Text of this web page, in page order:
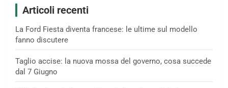
Articoli recenti
La Ford Fiesta diventa francese: le ultime sul modello
fanno discutere
Taglio accise: la nuova mossa del governo, cosa succede
dal 7 Giugno